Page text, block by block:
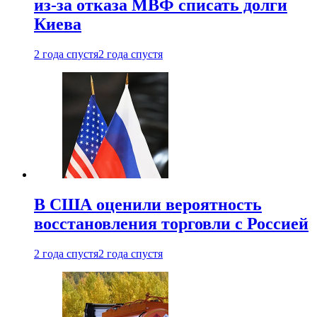
из-за отказа МВФ списать долги
Киева
2 года спустя2 года спустя
В США оценили вероятность
восстановления торговли с Россией
2 года спустя2 года спустя